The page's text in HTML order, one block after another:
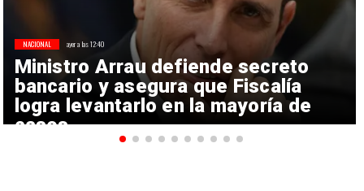
Ministro Arrau defiende secreto
bancario y asegura que Fiscalía
logra levantarlo en la mayoría de
casos
NACIONAL ayer a las 12:40